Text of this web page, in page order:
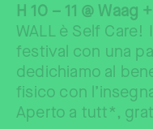
H 10 – 11 @
WALL è Self Care!
festival con una
dedichiamo al
fisico con
Aperto a tutt*,